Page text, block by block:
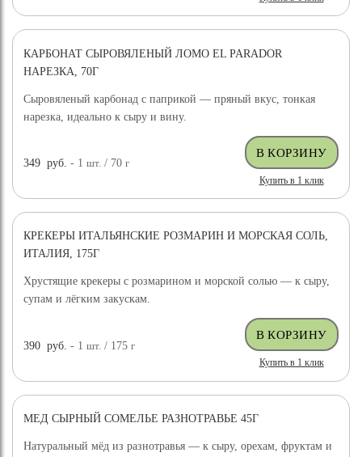
КАРБОНАТ СЫРОВЯЛЕНЫЙ ЛОМО EL PARADOR
НАРЕЗКА, 70Г
Сыровяленый карбонад с паприкой — пряный вкус, тонкая
нарезка, идеально к сыру и вину.
349 руб. - 1шт. / 70г
Купить в 1 клик
КРЕКЕРЫ ИТАЛЬЯНСКИЕ РОЗМАРИН И МОРСКАЯ СОЛЬ,
ИТАЛИЯ, 175Г
Хрустящие крекеры с розмарином и морской солью — к сыру,
супам и лёгким закускам.
390 руб. - 1шт. / 175г
Купить в 1 клик
МЕД СЫРНЫЙ СОМЕЛЬЕ РАЗНОТРАВЬЕ 45Г
Натуральный мёд из разнотравья — к сыру, орехам, фруктам и